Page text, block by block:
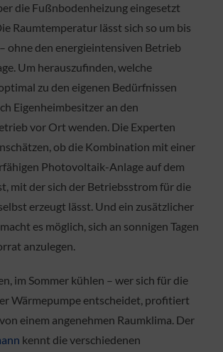
die Fußnbodenheizung eingesetzt
Raumtemperatur lässt sich so um bis
ohne den energieintensiven Betrieb
Um herauszufinden, welche
zu den eigenen Bedürfnissen
Eigenheimbesitzer an den
vor Ort wenden. Die Experten
ob die Kombination mit einer
Photovoltaik-Anlage auf dem
mit der sich der Betriebsstrom für die
erzeugt lässt. Und ein zusätzlicher
es möglich, sich an sonnigen Tagen
anzulegen.
im Sommer kühlen – wer sich für die
Wärmepumpe entscheidet, profitiert
einem angenehmen Raumklima. Der
kennt die verschiedenen